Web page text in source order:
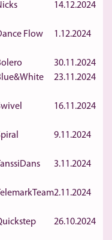
14.12.2024
Flow 1.12.2024
30.11.2024
23.11.2024
16.11.2024
9.11.2024
3.11.2024
2.11.2024
26.10.2024